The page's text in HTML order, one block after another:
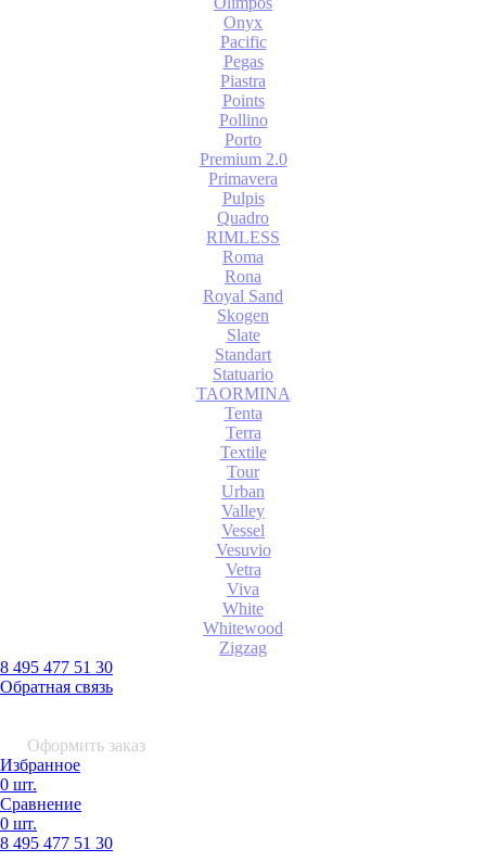
Onyx
Pacific
Pegas
Piastra
Points
Pollino
Porto
Premium 2.0
Primavera
Pulpis
Quadro
RIMLESS
Roma
Rona
Royal Sand
Skogen
Slate
Standart
Statuario
TAORMINA
Tenta
Terra
Textile
Tour
Urban
Valley
Vessel
Vesuvio
Vetra
Viva
White
Whitewood
Zigzag
8 495 477 51 30
Обратная связь
Оформить заказ
Избранное
0 шт.
Сравнение
0 шт.
8 495 477 51 30